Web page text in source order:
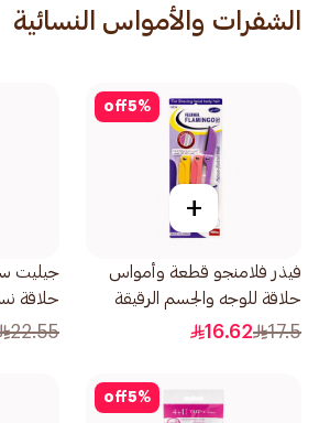
الشفرات والأمواس النسائية
5%
off
+
فيذر فلامنجو قطعة وأمواس
حلاقة للوجه والجسم الرقيقة
1قطعة
17.5
16.62
جيليت
حلاقة
4قطع
22.55
5%
off